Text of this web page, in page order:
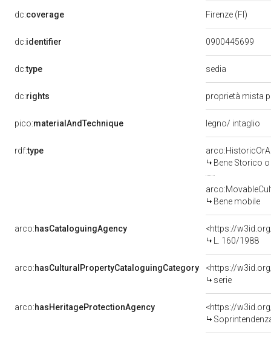
dc:coverage Firenze (FI)
dc:identifier 0900445699
dc:type sedia
dc:rights proprietà mista
pico:materialAndTechnique legno/ intaglio
rdf:type
Bene Storico
Bene mobile
arco:hasCataloguingAgency
<https://
L. 160/1988
arco:hasCulturalPropertyCataloguingCategory
<https://
serie
arco:hasHeritageProtectionAgency
<https://
Soprintendenza